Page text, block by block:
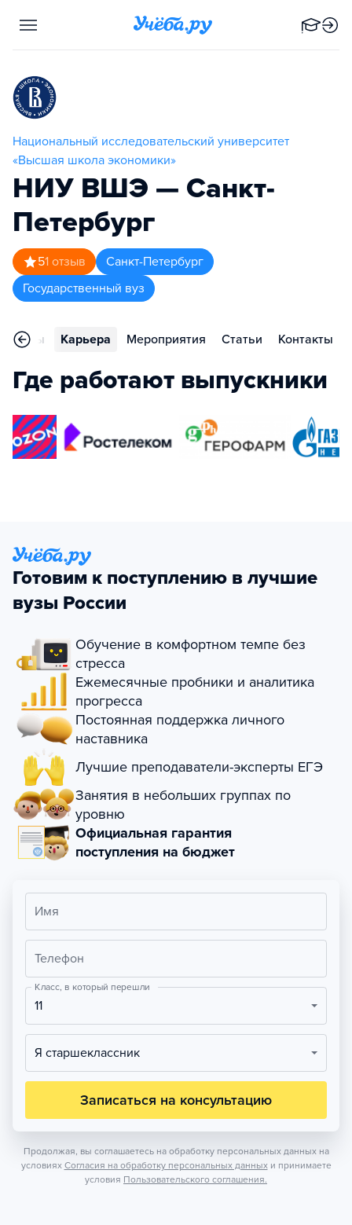
Национальный исследовательский университет
«Высшая школа экономики»
НИУ ВШЭ — Санкт-
Петербург
51 отзыв
Санкт-Петербург
Государственный вуз
Карьера Мероприятия Статьи Контакты
Где работают выпускники
Готовим к поступлению в лучшие
вузы России
Обучение в комфортном темпе без
стресса
Ежемесячные пробники и аналитика
прогресса
Постоянная поддержка личного
наставника
Лучшие преподаватели-эксперты ЕГЭ
Занятия в небольших группах по
уровню
Официальная гарантия
поступления на бюджет
Имя
Телефон
Класс, в который перешли
11
Я старшеклассник
Записаться на консультацию
Продолжая, вы соглашаетесь на обработку персональных данных на
условиях Согласия на обработку персональных данных и принимаете
условия Пользовательского соглашения.